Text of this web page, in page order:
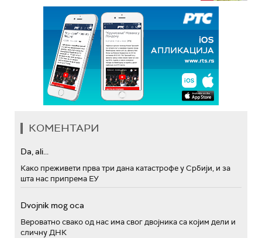
КОМЕНТАРИ
Da, ali...
Како преживети прва три дана катастрофе у Србији, и за
шта нас припрема ЕУ
Dvojnik mog oca
Вероватно свако од нас има свог двојника са којим дели и
сличну ДНК